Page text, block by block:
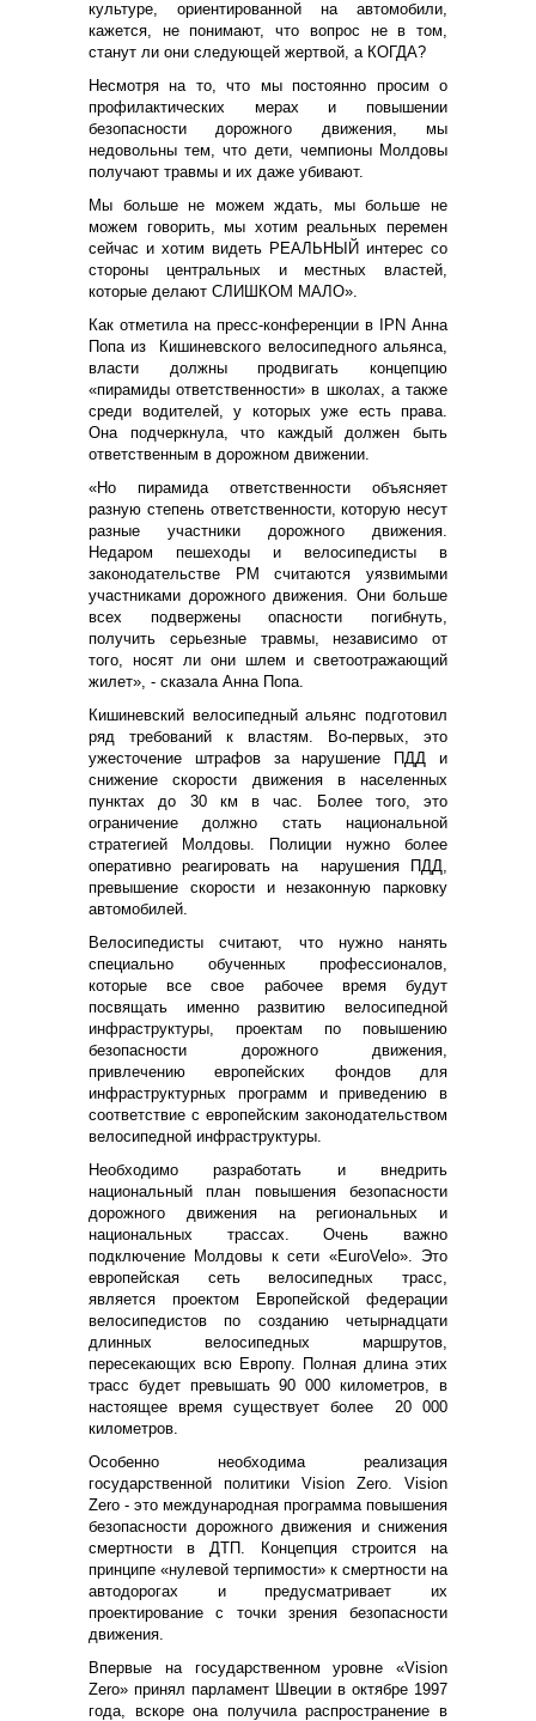
культуре, ориентированной на автомобили,
кажется, не понимают, что вопрос не в том,
станут ли они следующей жертвой, а КОГДА?
Несмотря на то, что мы постоянно просим о
профилактических мерах и повышении
безопасности дорожного движения, мы
недовольны тем, что дети, чемпионы Молдовы
получают травмы и их даже убивают.
Мы больше не можем ждать, мы больше не
можем говорить, мы хотим реальных перемен
сейчас и хотим видеть РЕАЛЬНЫЙ интерес со
стороны центральных и местных властей,
которые делают СЛИШКОМ МАЛО».
Как отметила на пресс-конференции в IPN Анна
Попа из Кишиневского велосипедного альянса,
власти должны продвигать концепцию
«пирамиды ответственности» в школах, а также
среди водителей, у которых уже есть права.
Она подчеркнула, что каждый должен быть
ответственным в дорожном движении.
«Но пирамида ответственности объясняет
разную степень ответственности, которую несут
разные участники дорожного движения.
Недаром пешеходы и велосипедисты в
законодательстве РМ считаются уязвимыми
участниками дорожного движения. Они больше
всех подвержены опасности погибнуть,
получить серьезные травмы, независимо от
того, носят ли они шлем и светоотражающий
жилет», - сказала Анна Попа.
Кишиневский велосипедный альянс подготовил
ряд требований к властям. Во-первых, это
ужесточение штрафов за нарушение ПДД и
снижение скорости движения в населенных
пунктах до 30 км в час. Более того, это
ограничение должно стать национальной
стратегией Молдовы. Полиции нужно более
оперативно реагировать на нарушения ПДД,
превышение скорости и незаконную парковку
автомобилей.
Велосипедисты считают, что нужно нанять
специально обученных профессионалов,
которые все свое рабочее время будут
посвящать именно развитию велосипедной
инфраструктуры, проектам по повышению
безопасности дорожного движения,
привлечению европейских фондов для
инфраструктурных программ и приведению в
соответствие с европейским законодательством
велосипедной инфраструктуры.
Необходимо разработать и внедрить
национальный план повышения безопасности
дорожного движения на региональных и
национальных трассах. Очень важно
подключение Молдовы к сети «EuroVelo». Это
европейская сеть велосипедных трасс,
является проектом Европейской федерации
велосипедистов по созданию четырнадцати
длинных велосипедных маршрутов,
пересекающих всю Европу. Полная длина этих
трасс будет превышать 90 000 километров, в
настоящее время существует более 20 000
километров.
Особенно необходима реализация
государственной политики Vision Zero. Vision
Zero - это международная программа повышения
безопасности дорожного движения и снижения
смертности в ДТП. Концепция строится на
принципе «нулевой терпимости» к смертности на
автодорогах и предусматривает их
проектирование с точки зрения безопасности
движения.
Впервые на государственном уровне «Vision
Zero» принял парламент Швеции в октябре 1997
года, вскоре она получила распространение в